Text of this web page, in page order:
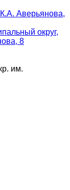
Аверьянова,
округ,
8
им.